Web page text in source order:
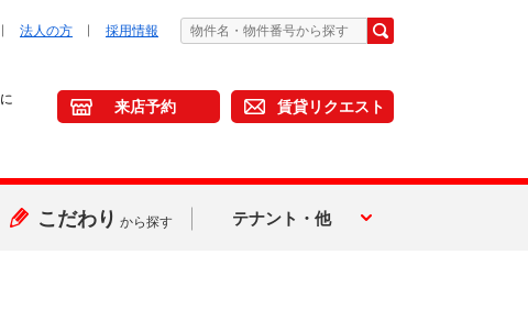
法人の方 採用情報
来店予約 賃貸リクエスト
こだわり から探す テナント・他